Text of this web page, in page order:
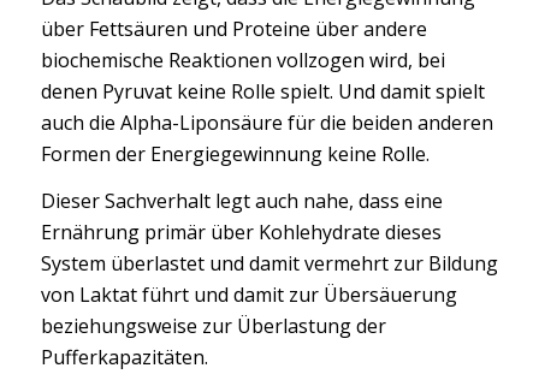
über Fettsäuren und Proteine über andere
biochemische Reaktionen vollzogen wird, bei
denen Pyruvat keine Rolle spielt. Und damit spielt
auch die Alpha-Liponsäure für die beiden anderen
Formen der Energiegewinnung keine Rolle.
Dieser Sachverhalt legt auch nahe, dass eine
Ernährung primär über Kohlehydrate dieses
System überlastet und damit vermehrt zur Bildung
von Laktat führt und damit zur Übersäuerung
beziehungsweise zur Überlastung der
Pufferkapazitäten.